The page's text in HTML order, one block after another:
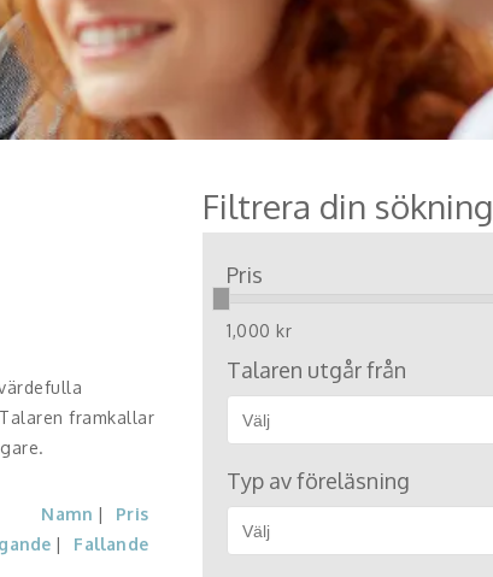
framkallar
Namn
Pris
Fallande
Filtrera din sökning
Pris
1,000 kr
Talaren utgår från
Typ av föreläsning